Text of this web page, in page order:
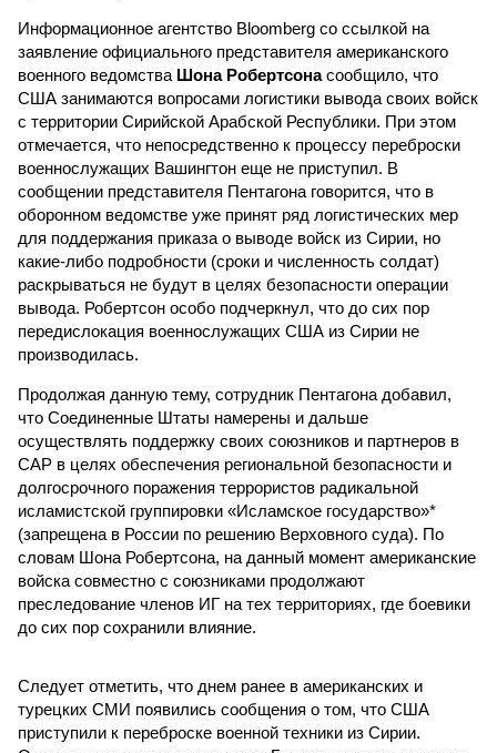
Информационное агентство Bloomberg со ссылкой на
заявление официального представителя американского
военного ведомства Шона Робертсонасообщило, что
США занимаются вопросами логистики вывода своих войск
с территории Сирийской Арабской Республики. При этом
отмечается, что непосредственно к процессу переброски
военнослужащих Вашингтон еще не приступил. В
сообщении представителя Пентагона говорится, что в
оборонном ведомстве уже принят ряд логистических мер
для поддержания приказа о выводе войск из Сирии, но
какие-либо подробности (сроки и численность солдат)
раскрываться не будут в целях безопасности операции
вывода. Робертсон особо подчеркнул, что до сих пор
передислокация военнослужащих США из Сирии не
производилась.
Продолжая данную тему, сотрудник Пентагона добавил,
что Соединенные Штаты намерены и дальше
осуществлять поддержку своих союзников и партнеров в
САР в целях обеспечения региональной безопасности и
долгосрочного поражения террористов радикальной
исламистской группировки «Исламское государство»*
(запрещена в России по решению Верховного суда). По
словам Шона Робертсона, на данный момент американские
войска совместно с союзниками продолжают
преследование членов ИГ на тех территориях, где боевики
до сих пор сохранили влияние.
Следует отметить, что днем ранее в американских и
турецких СМИ появились сообщения о том, что США
приступили к переброске военной техники из Сирии.